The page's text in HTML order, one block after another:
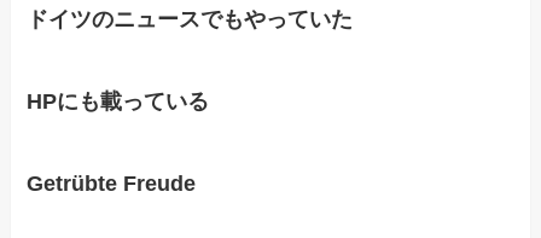
ドイツのニュースでもやっていた
HPにも載っている
Getrübte Freude